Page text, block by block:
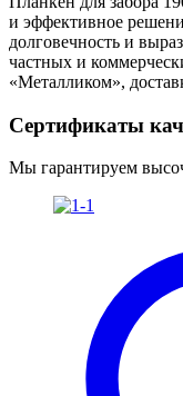
и эффективное
долговечность и
частных и
«Металликом»,
Сертификаты
Мы гарантируем